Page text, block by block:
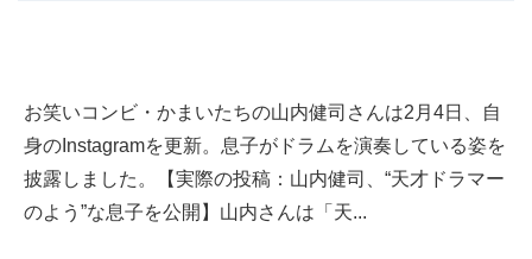
お笑いコンビ・かまいたちの山内健司さんは2月4日、自
身のInstagramを更新。息子がドラムを演奏している姿を
披露しました。【実際の投稿：山内健司、“天才ドラマー
のよう”な息子を公開】山内さんは「天...